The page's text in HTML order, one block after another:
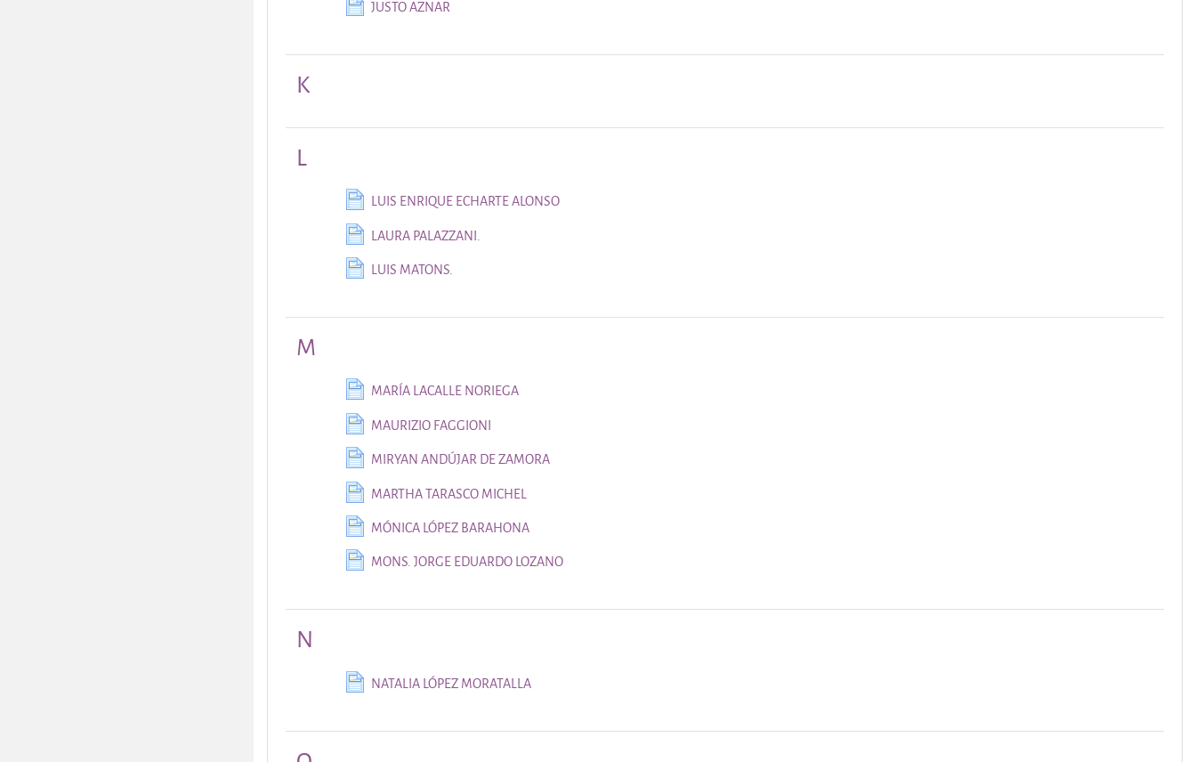
JUSTO AZNAR
K
L
LUIS ENRIQUE ECHARTE ALONSOPágina
LAURA PALAZZANI.
LUIS MATONS.
M
MARÍA LACALLE NORIEGA
MAURIZIO FAGGIONI
MIRYAN ANDÚJAR DE ZAMORA
MARTHA TARASCO MICHEL
MÓNICA LÓPEZ BARAHONA
MONS. JORGE EDUARDO LOZANOPágina
N
NATALIA LÓPEZ MORATALLA